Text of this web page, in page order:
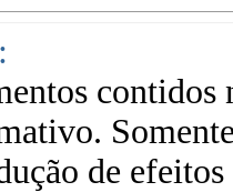
contidos
de